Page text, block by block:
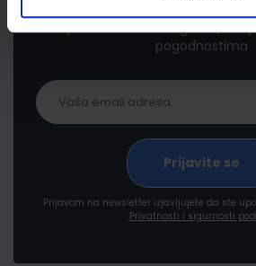
proizvodima i uslugama,
pogodnostima
Prijavom na newsletter izjavljujete da ste
Privatnosti i sigurnosti